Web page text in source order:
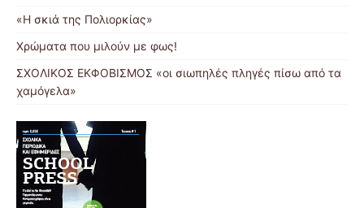
«Η σκιά της Πολιορκίας»
Χρώματα που μιλούν με φως!
ΣΧΟΛΙΚΟΣ ΕΚΦΟΒΙΣΜΟΣ «οι σιωπηλές πληγές πίσω από τα
χαμόγελα»